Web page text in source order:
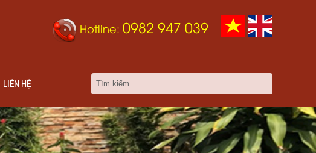
Hotline: 0982 947 039
LIÊN HỆ